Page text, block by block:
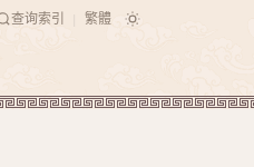
查询索引 繁體